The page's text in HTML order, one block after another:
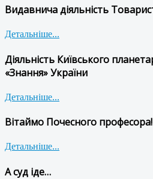
Видавнича діяльність
Детальніше...
Діяльність Київського
«Знання» України
Детальніше...
Вітаймо Почесного професора!
Детальніше...
А суд іде…